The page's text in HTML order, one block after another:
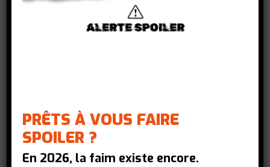
et d’une meilleure régulation des prix :
alors que ces produits sont issus de la
PRÊTS À VOUS FAIRE
SPOILER ?
En 2026, la faim existe encore.